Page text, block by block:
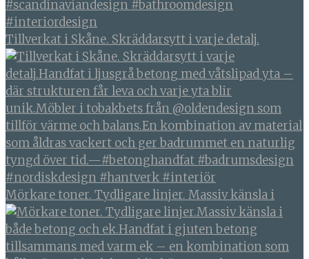
Tillverkat i Skåne. Skräddarsytt i varje detalj.
Mörkare toner. Tydligare linjer. Massiv känsla i